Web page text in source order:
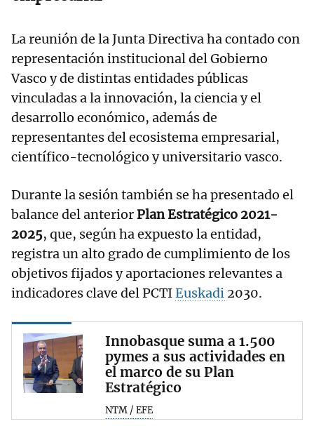
La reunión de la Junta Directiva ha contado con
representación institucional del Gobierno
Vasco y de distintas entidades públicas
vinculadas a la innovación, la ciencia y el
desarrollo económico, además de
representantes del ecosistema empresarial,
científico-tecnológico y universitario vasco.
Durante la sesión también se ha presentado el
balance del anteriorPlan Estratégico 2021-
2025, que, según ha expuesto la entidad,
registra un alto grado de cumplimiento de los
objetivos fijados y aportaciones relevantes a
indicadores clave del PCTIEuskadi 2030.
Innobasque suma a 1.500
pymes a sus actividades en
el marco de su Plan
Estratégico
NTM / EFE